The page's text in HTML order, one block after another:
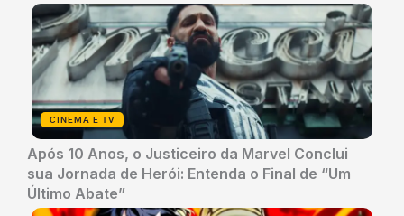
CINEMA E TV
Após 10 Anos, o Justiceiro da Marvel Conclui
sua Jornada de Herói: Entenda o Final de “Um
Último Abate”